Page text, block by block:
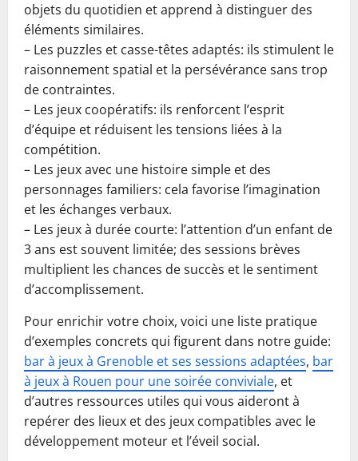
objets du quotidien et apprend à distinguer des
éléments similaires.
– Les puzzles et casse-têtes adaptés: ils stimulent le
raisonnement spatial et la persévérance sans trop
de contraintes.
– Les jeux coopératifs: ils renforcent l’esprit
d’équipe et réduisent les tensions liées à la
compétition.
– Les jeux avec une histoire simple et des
personnages familiers: cela favorise l’imagination
et les échanges verbaux.
– Les jeux à durée courte: l’attention d’un enfant de
3 ans est souvent limitée; des sessions brèves
multiplient les chances de succès et le sentiment
d’accomplissement.
Pour enrichir votre choix, voici une liste pratique
d’exemples concrets qui figurent dans notre guide:
bar à jeux à Grenoble et ses sessions adaptées, bar
à jeux à Rouen pour une soirée conviviale, et
d’autres ressources utiles qui vous aideront à
repérer des lieux et des jeux compatibles avec le
développement moteur et l’éveil social.